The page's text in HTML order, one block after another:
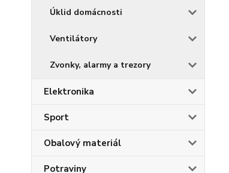
Úklid domácnosti
Ventilátory
Zvonky, alarmy a trezory
Elektronika
Sport
Obalový materiál
Potraviny